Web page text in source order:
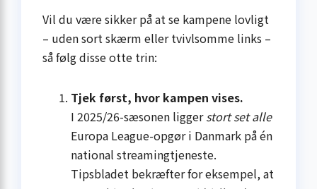
Vil du være sikker på at se kampene lovligt
– uden sort skærm eller tvivlsomme links –
så følg disse otte trin:
Tjek først, hvor kampen vises.
I 2025/26-sæsonen liggerstort set alle
Europa League-opgør i Danmark på én
national streamingtjeneste.
Tipsbladet bekræfter for eksempel, at